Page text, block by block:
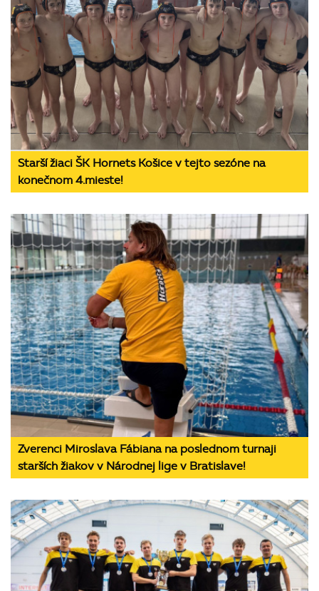
Starší žiaci ŠK Hornets Košice v tejto sezóne na
konečnom 4.mieste!
Zverenci Miroslava Fábiana na poslednom turnaji
starších žiakov v Národnej lige v Bratislave!